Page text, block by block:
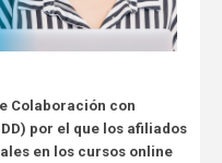
Colaboración con
por el que los afiliados
en los cursos online